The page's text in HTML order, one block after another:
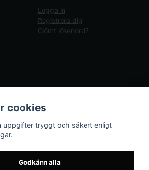
Logga in
Registrera dig
Glömt lösenord?
AB
Drottninggatan 47
cookies
uppgifter tryggt och säkert enligt
Godkänn alla